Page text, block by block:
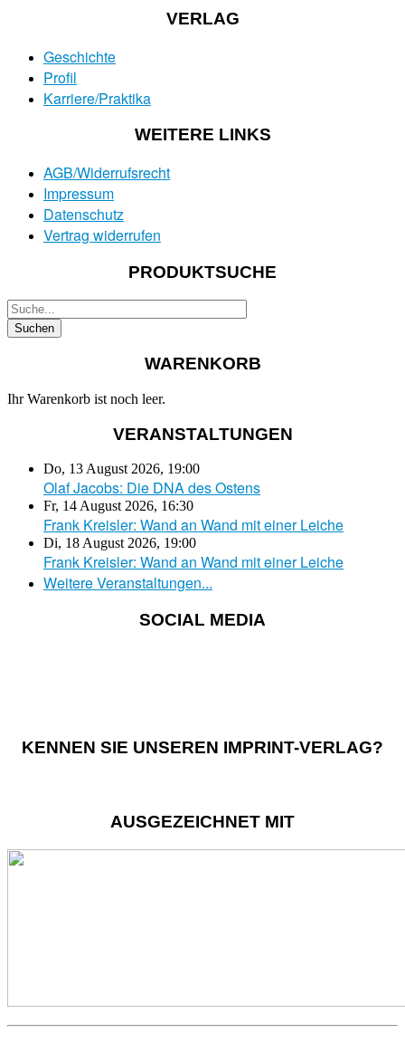
VERLAG
Geschichte
Profil
Karriere/Praktika
WEITERE LINKS
AGB/Widerrufsrecht
Impressum
Datenschutz
Vertrag widerrufen
PRODUKTSUCHE
WARENKORB
Ihr Warenkorb ist noch leer.
VERANSTALTUNGEN
Do, 13 August 2026, 19:00
Olaf Jacobs: Die DNA des Ostens
Fr, 14 August 2026, 16:30
Frank Kreisler: Wand an Wand mit einer Leiche
Di, 18 August 2026, 19:00
Frank Kreisler: Wand an Wand mit einer Leiche
Weitere Veranstaltungen...
SOCIAL MEDIA
KENNEN SIE UNSEREN IMPRINT-VERLAG?
AUSGEZEICHNET MIT